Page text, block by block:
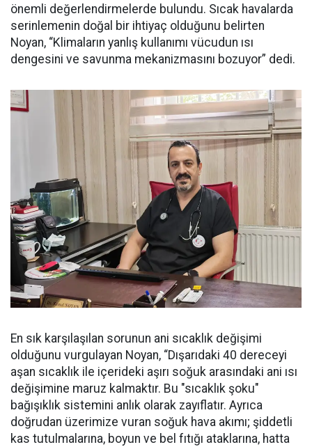
önemli değerlendirmelerde bulundu. Sıcak havalarda
serinlemenin doğal bir ihtiyaç olduğunu belirten
Noyan, “Klimaların yanlış kullanımı vücudun ısı
dengesini ve savunma mekanizmasını bozuyor” dedi.
En sık karşılaşılan sorunun ani sıcaklık değişimi
olduğunu vurgulayan Noyan, “Dışarıdaki 40 dereceyi
aşan sıcaklık ile içerideki aşırı soğuk arasındaki ani ısı
değişimine maruz kalmaktır. Bu "sıcaklık şoku"
bağışıklık sistemini anlık olarak zayıflatır. Ayrıca
doğrudan üzerimize vuran soğuk hava akımı; şiddetli
kas tutulmalarına, boyun ve bel fıtığı ataklarına, hatta